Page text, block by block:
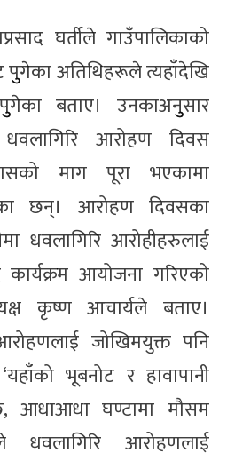
घर्तीले गाउँपालिकाको
पुुगेका अतिथिहरूले त्यहाँदेखि
बताए। उनकाअनुुसार
आरोहण दिवस
माग पूरा भएकामा
छन्। आरोहण दिवसका
धवलागिरि आरोहीहरुलाई
आयोजना गरिएको
कृष्ण आचार्यले बताए।
जोखिमयुक्त पनि
भूबनोट र हावापानी
आधाआधा घण्टामा मौसम
धवलागिरि आरोहणलाई